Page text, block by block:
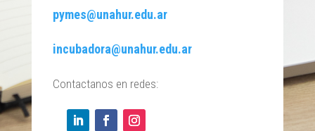
pymes@unahur.edu.ar
incubadora@unahur.edu.ar
Contactanos en redes: